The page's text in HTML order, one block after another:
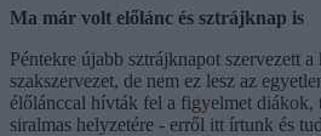
Ma már volt előlánc és sztrájknap is
Péntekre újabb sztrájknapot szervezett
szakszervezet, de nem ez lesz az
élőlánccal hívták fel a figyelmet diákok,
siralmas helyzetére - erről itt írtunk és